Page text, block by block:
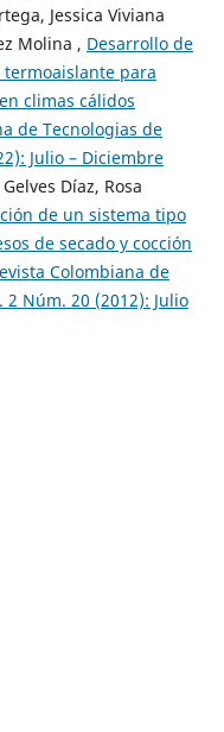
Jessica Viviana
Molina , Desarrollo de
para
climas cálidos
de Tecnologias de
Julio – Diciembre
Díaz, Rosa
de un sistema tipo
de secado y cocción
Colombiana de
2 Núm. 20 (2012): Julio